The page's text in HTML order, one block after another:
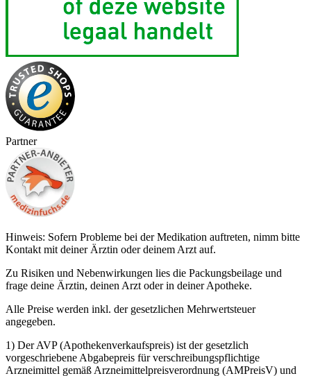
Partner
Hinweis: Sofern Probleme bei der Medikation auftreten, nimm bitte
Kontakt mit deiner Ärztin oder deinem Arzt auf.
Zu Risiken und Nebenwirkungen lies die Packungsbeilage und
frage deine Ärztin, deinen Arzt oder in deiner Apotheke.
Alle Preise werden inkl. der gesetzlichen Mehrwertsteuer
angegeben.
1) Der AVP (Apothekenverkaufspreis) ist der gesetzlich
vorgeschriebene Abgabepreis für verschreibungspflichtige
Arzneimittel gemäß Arzneimittelpreisverordnung (AMPreisV) und